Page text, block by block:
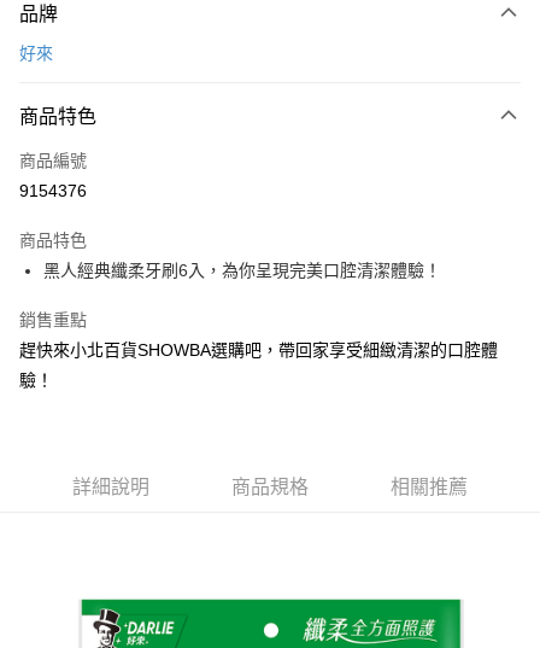
信用卡一次付款
LINE Pay
Apple Pay
悠遊付
AFTEE先享後付
相關說明
２．便利：只要手機號碼，簡訊認證，即可結帳。
２．訂單成立數日內，您將收到繳費通知簡訊。
３．收到繳費通知簡訊後14天內，點擊此簡訊中的連結，可透過四大超商／
運送方式
每筆NT$60，滿NT$599(含以上)免運費
品牌
好來
商品特色
商品編號
9154376
商品特色
黑人經典纖柔牙刷6入，為你呈現完美口腔清潔體驗！
銷售重點
趕快來小北百貨SHOWBA選購吧，帶回家享受細緻清潔的口腔體
驗！
詳細說明 商品規格 相關推薦